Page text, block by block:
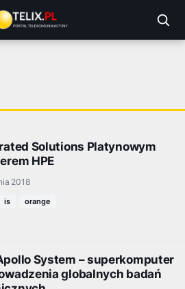
Solutions Platynowym
HPE
2018
is orange
System – superkomputer
globalnych badań